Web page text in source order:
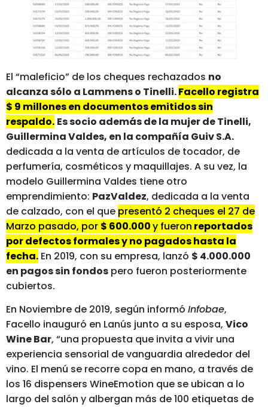
El “maleficio” de los cheques rechazados no
alcanza sólo a Lammens o Tinelli.Facello registra
$ 9 millones en documentos emitidos sin
respaldo. Es socio además de la mujer de Tinelli,
Guillermina Valdes, en la compañía Guiv S.A.
dedicada a la venta de artículos de tocador, de
perfumería, cosméticos y maquillajes. A su vez, la
modelo Guillermina Valdes tiene otro
emprendimiento: PazValdez, dedicada a la venta
de calzado, con el que presentó 2 cheques el 27 de
Marzo pasado, por $ 600.000y fueron reportados
por defectos formales y no pagados hasta la
fecha. En 2019, con su empresa, lanzó $ 4.000.000
en pagos sin fondos pero fueron posteriormente
cubiertos.
En Noviembre de 2019, según informó Infobae,
Facello inauguró en Lanús junto a su esposa, Vico
Wine Bar, “una propuesta que invita a vivir una
experiencia sensorial de vanguardia alrededor del
vino. El menú se recorre copa en mano, a través de
los 16 dispensers WineEmotion que se ubican a lo
largo del salón y albergan más de 100 etiquetas de